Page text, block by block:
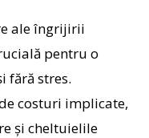
ale îngrijirii
pentru o
fără stres.
costuri implicate,
și cheltuielile